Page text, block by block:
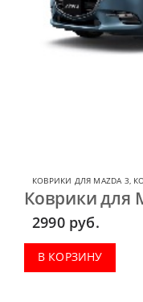
КОВРИКИ ДЛЯ MAZDA 3,
Коврики для
2990 руб.
В КОРЗИНУ